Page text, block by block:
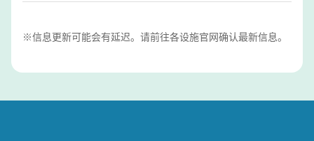
※信息更新可能会有延迟。请前往各设施官网确认最新信息。